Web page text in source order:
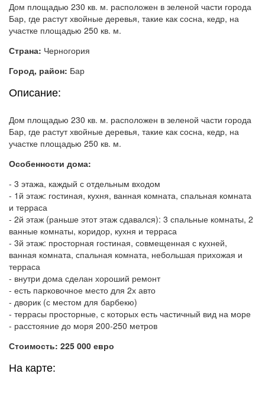
Дом площадью 230 кв. м. расположен в зеленой части города
Бар, где растут хвойные деревья, такие как сосна, кедр, на
участке площадью 250 кв. м.
Страна: Черногория
Город, район: Бар
Описание:
Дом площадью 230 кв. м. расположен в зеленой части города
Бар, где растут хвойные деревья, такие как сосна, кедр, на
участке площадью 250 кв. м.
Особенности дома:
- 3 этажа, каждый с отдельным входом
- 1й этаж: гостиная, кухня, ванная комната, спальная комната
и терраса
- 2й этаж (раньше этот этаж сдавался): 3 спальные комнаты, 2
ванные комнаты, коридор, кухня и терраса
- 3й этаж: просторная гостиная, совмещенная с кухней,
ванная комната, спальная комната, небольшая прихожая и
терраса
- внутри дома сделан хороший ремонт
- есть парковочное место для 2х авто
- дворик (с местом для барбекю)
- террасы просторные, с которых есть частичный вид на море
- расстояние до моря 200-250 метров
Стоимость: 225 000 евро
На карте: